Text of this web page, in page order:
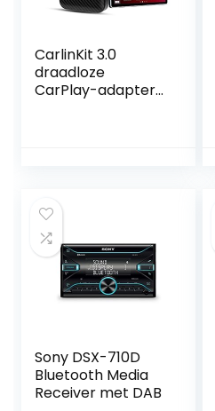
CarlinKit 3.0
draadloze
CarPlay-adapter
koolstofvezel
milieubescherming
sschaal,
bekabelde
CarPlay naar
draadloos
Sony DSX-710D
Bluetooth Media
Receiver met DAB